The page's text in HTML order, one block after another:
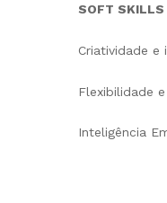
SOFT SKILLS
Criatividade e
Flexibilidade
Inteligência